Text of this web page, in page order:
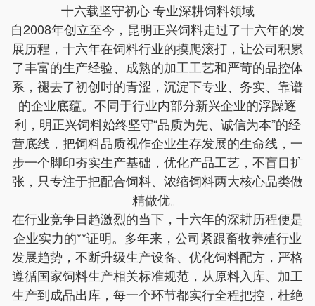
十六载坚守初心 专业深耕饲料领域
自2008年创立至今，昆明正兴饲料走过了十六年的发
展历程，十六年在饲料行业的摸爬滚打，让公司积累
了丰富的生产经验、成熟的加工工艺和严苛的品控体
系，褪去了初创时的青涩，沉淀下专业、务实、靠谱
的企业底蕴。不同于行业内部分新兴企业的浮躁逐
利，明正兴饲料始终坚守“品质为先、诚信为本”的经
营底线，把饲料品质视作企业生存发展的生命线，一
步一个脚印夯实生产基础，优化产品工艺，不盲目扩
张，只专注于把配合饲料、浓缩饲料两大核心品类做
精做优。
在行业竞争日趋激烈的当下，十六年的深耕历程便是
企业实力的**证明。多年来，公司紧跟畜牧养殖行业
发展趋势，不断升级生产设备、优化饲料配方，严格
遵循国家饲料生产相关标准规范，从原料入库、加工
生产到成品出库，每一个环节都实行全程把控，杜绝